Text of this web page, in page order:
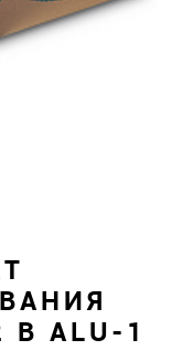
ALU-1